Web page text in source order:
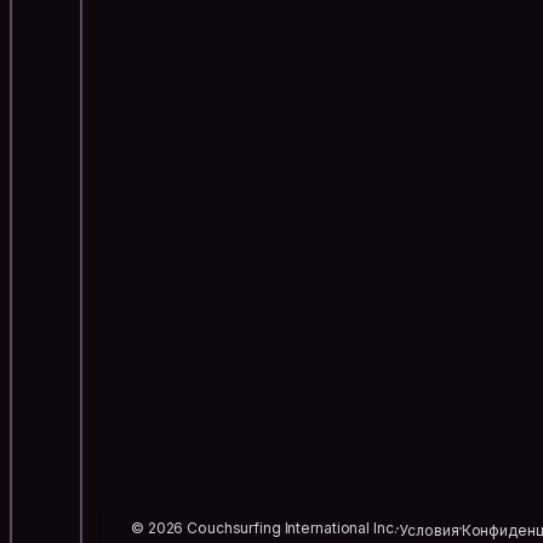
© 2026 Couchsurfing International Inc.Условия